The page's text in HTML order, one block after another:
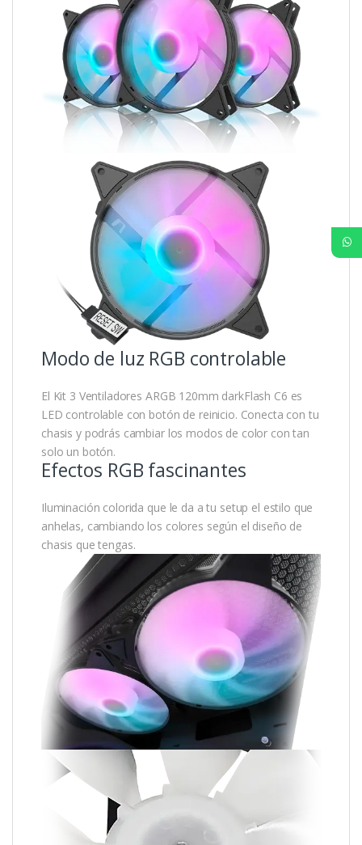
Modo de luz RGB controlable
El Kit 3 Ventiladores ARGB 120mm darkFlash C6 es
LED controlable con botón de reinicio. Conecta con tu
chasis y podrás cambiar los modos de color con tan
solo un botón.
Efectos RGB fascinantes
Iluminación colorida que le da a tu setup el estilo que
anhelas, cambiando los colores según el diseño de
chasis que tengas.